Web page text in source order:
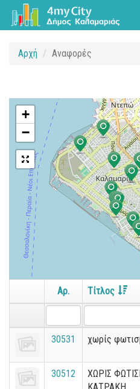
Αρχή Αναφορές
+
−
Αρ. Τίτλος
30531 χωρίς
30512
ΧΩΡΙΣ